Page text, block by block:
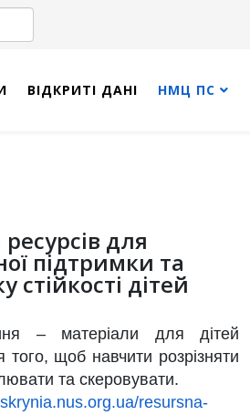
ВІДКРИТІ ДАНІ НМЦ ПС
для
підтримки та
стійкості дітей
– матеріали для дітей
того, щоб навчити розрізняти
та скеровувати.
resursna-